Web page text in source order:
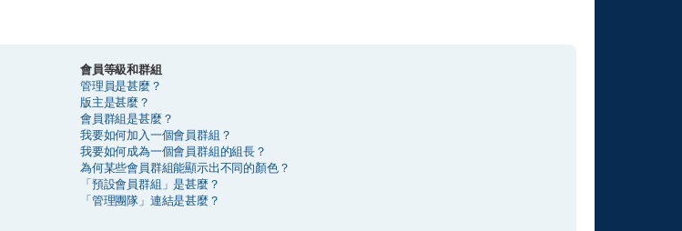
會員等級和群組
管理員是甚麼？
版主是甚麼？
會員群組是甚麼？
我要如何加入一個會員群組？
我要如何成為一個會員群組的組長？
為何某些會員群組能顯示出不同的顏色？
「預設會員群組」是甚麼？
「管理團隊」連結是甚麼？